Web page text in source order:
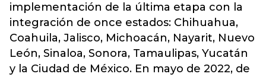
implementación de la última etapa con la
integración de once estados: Chihuahua,
Coahuila, Jalisco, Michoacán, Nayarit, Nuevo
León, Sinaloa, Sonora, Tamaulipas, Yucatán
y la Ciudad de México. En mayo de 2022, de